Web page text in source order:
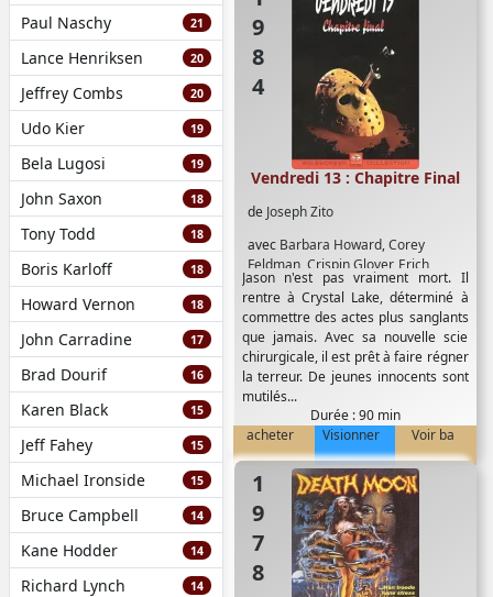
Paul Naschy 21
Lance Henriksen 20
Jeffrey Combs 20
Udo Kier 19
Bela Lugosi 19
John Saxon 18
Tony Todd 18
Boris Karloff 18
Howard Vernon 18
John Carradine 17
Brad Dourif 16
Karen Black 15
Jeff Fahey 15
Michael Ironside 15
Bruce Campbell 14
Kane Hodder 14
Richard Lynch 14
1984
de Joseph Zito
avec Barbara Howard,Corey
Feldman, Crispin Glover, Erich
Anderson, Joan Freeman,Kimberley
Beck, Peter Barton
Vendredi 13 : Chapitre Final
Jason n'est pas vraiment mort. Il
rentre à Crystal Lake, déterminé à
commettre des actes plus sanglants
que jamais. Avec sa nouvelle scie
chirurgicale, il est prêt à faire régner
la terreur. De jeunes innocents sont
mutilés...
Durée : 90 min
acheter
Visionner Voir ba
1978